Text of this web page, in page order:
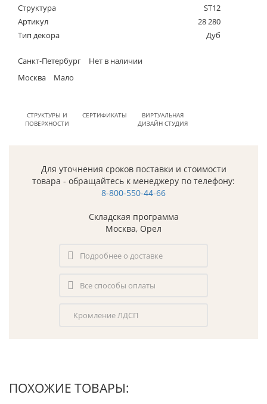
Структура
ST12
Артикул
28 280
Тип декора
Дуб
Санкт-Петербург
Нет в наличии
Москва
Мало
СТРУКТУРЫ И
ПОВЕРХНОСТИ
СЕРТИФИКАТЫ
ВИРТУАЛЬНАЯ
ДИЗАЙН СТУДИЯ
Для уточнения сроков поставки и стоимости
товара - обращайтесь к менеджеру по телефону:
8-800-550-44-66
Складская программа
Москва, Орел
Подробнее о доставке
Все способы оплаты
Кромление ЛДСП
ПОХОЖИЕ ТОВАРЫ: